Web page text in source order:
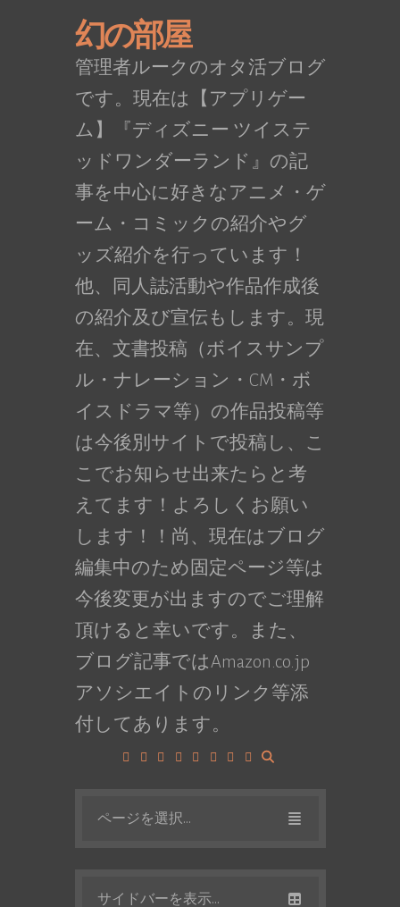
幻の部屋
管理者ルークのオタ活ブログ
です。現在は【アプリゲー
ム】『ディズニー ツイステ
ッドワンダーランド』の記
事を中心に好きなアニメ・ゲ
ーム・コミックの紹介やグ
ッズ紹介を行っています！
他、同人誌活動や作品作成後
の紹介及び宣伝もします。現
在、文書投稿（ボイスサンプ
ル・ナレーション・CM・ボ
イスドラマ等）の作品投稿等
は今後別サイトで投稿し、こ
こでお知らせ出来たらと考
えてます！よろしくお願い
します！！尚、現在はブログ
編集中のため固定ページ等は
今後変更が出ますのでご理解
頂けると幸いです。また、
ブログ記事ではAmazon.co.jp
アソシエイトのリンク等添
付してあります。
ページを選択...
サイドバーを表示...